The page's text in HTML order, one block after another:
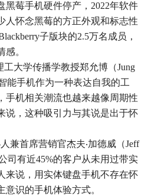
黑莓手机硬件停产，2022年软件
人怀念黑莓的方正外观和标志性
子版块的2.5万名成员，
。
大学传播学教授郑允博（Jung
能手机作为一种表达自我的工
手机相关潮流也越来越像周期性
说，这种吸引力与其说是出于怀
兼首席营销官杰夫‧加德威（Jeff
司有近45%的客户从未用过带实
来说，用实体键盘手机不存在怀
意识的手机体验方式。